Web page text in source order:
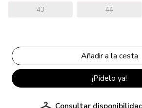
43 44
¡Pídelo ya!